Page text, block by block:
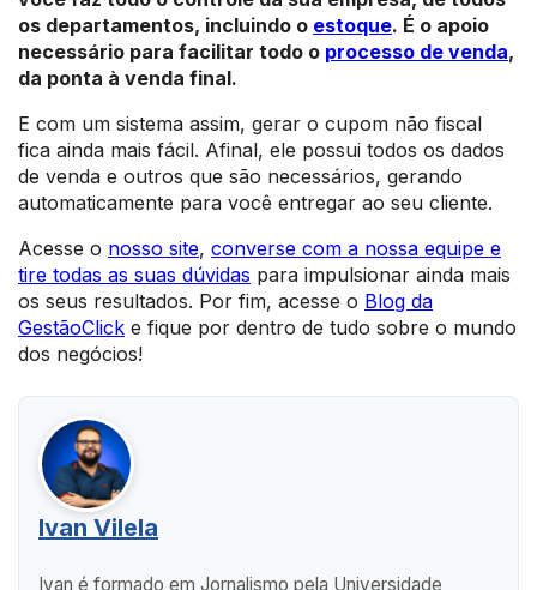
os departamentos, incluindo o estoque. É o apoio
necessário para facilitar todo o processo de venda,
da ponta à venda final.
E com um sistema assim, gerar o cupom não fiscal
fica ainda mais fácil. Afinal, ele possui todos os dados
de venda e outros que são necessários, gerando
automaticamente para você entregar ao seu cliente.
Acesse o nosso site, converse com a nossa equipe e
tire todas as suas dúvidas para impulsionar ainda mais
os seus resultados. Por fim, acesse o Blog da
GestãoClick e fique por dentro de tudo sobre o mundo
dos negócios!
Ivan Vilela
Ivan é formado em Jornalismo pela Universidade